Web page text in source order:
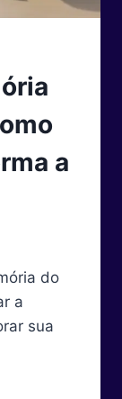
a
do
a
sua